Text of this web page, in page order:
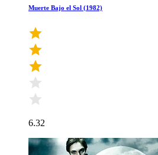
Muerte Bajo el Sol (1982)
6.32